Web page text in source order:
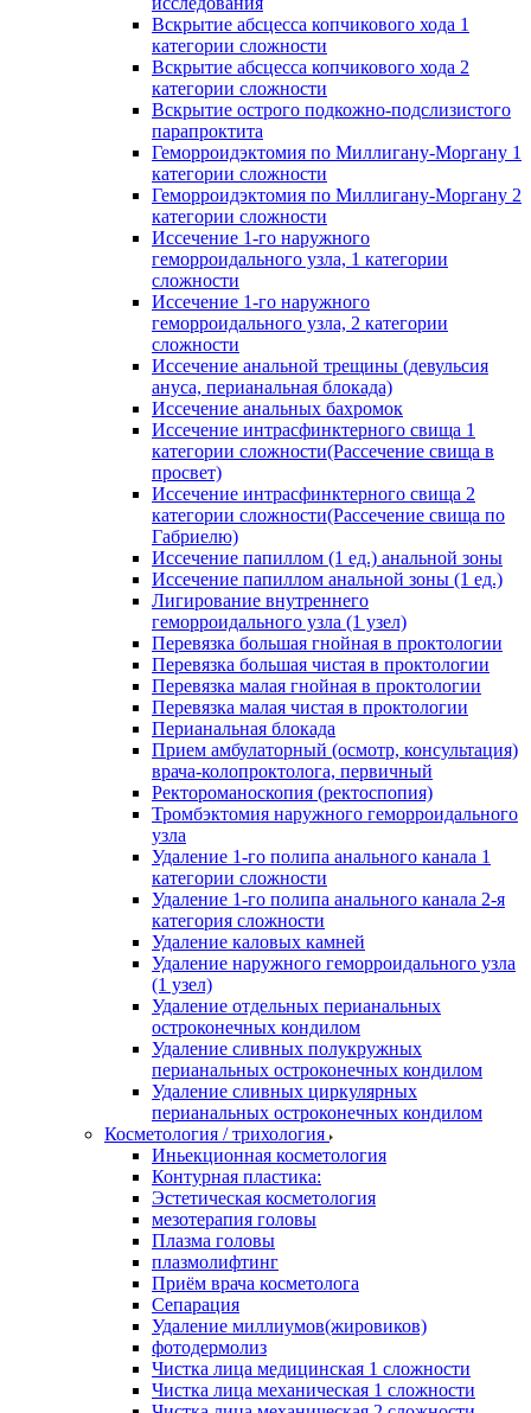
Вскрытие абсцесса копчикового хода 1
категории сложности
Вскрытие абсцесса копчикового хода 2
категории сложности
Вскрытие острого подкожно-подслизистого
парапроктита
Геморроидэктомия по Миллигану-Моргану 1
категории сложности
Геморроидэктомия по Миллигану-Моргану 2
категории сложности
Иссечение 1-го наружного
геморроидального узла, 1 категории
сложности
Иссечение 1-го наружного
геморроидального узла, 2 категории
сложности
Иссечение анальной трещины (девульсия
ануса, перианальная блокада)
Иссечение анальных бахромок
Иссечение интрасфинктерного свища 1
категории сложности(Рассечение свища в
просвет)
Иссечение интрасфинктерного свища 2
категории сложности(Рассечение свища по
Габриелю)
Иссечение папиллом (1 ед.) анальной зоны
Иссечение папиллом анальной зоны (1 ед.)
Лигирование внутреннего
геморроидального узла (1 узел)
Перевязка большая гнойная в проктологии
Перевязка большая чистая в проктологии
Перевязка малая гнойная в проктологии
Перевязка малая чистая в проктологии
Перианальная блокада
Прием амбулаторный (осмотр, консультация)
врача-колопроктолога, первичный
Ректороманоскопия (ректоспопия)
Тромбэктомия наружного геморроидального
узла
Удаление 1-го полипа анального канала 1
категории сложности
Удаление 1-го полипа анального канала 2-я
категория сложности
Удаление каловых камней
Удаление наружного геморроидального узла
(1 узел)
Удаление отдельных перианальных
остроконечных кондилом
Удаление сливных полукружных
перианальных остроконечных кондилом
Удаление сливных циркулярных
перианальных остроконечных кондилом
Косметология / трихология
Иньекционная косметология
Контурная пластика:
Эстетическая косметология
мезотерапия головы
Плазма головы
плазмолифтинг
Приём врача косметолога
Сепарация
Удаление миллиумов(жировиков)
фотодермолиз
Чистка лица медицинская 1 сложности
Чистка лица механическая 1 сложности